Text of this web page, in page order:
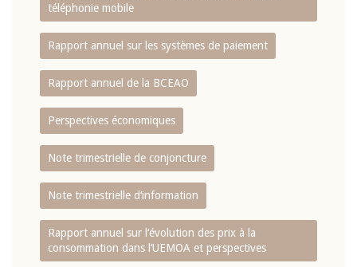
téléphonie mobile
Rapport annuel sur les systèmes de paiement
Rapport annuel de la BCEAO
Perspectives économiques
Note trimestrielle de conjoncture
Note trimestrielle d‘information
Rapport annuel sur l‘évolution des prix à la
consommation dans l‘UEMOA et perspectives